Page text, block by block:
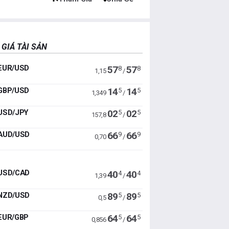
GIÁ TÀI SẢN
USD 1,15578/578
USD 1,349 145/ 145
JPY 157,8 025/ 025
USD 0,70 669/ 669
CAD 1,39404/404
USD 0,5 895/ 895
GBP 0,856 645/ 645